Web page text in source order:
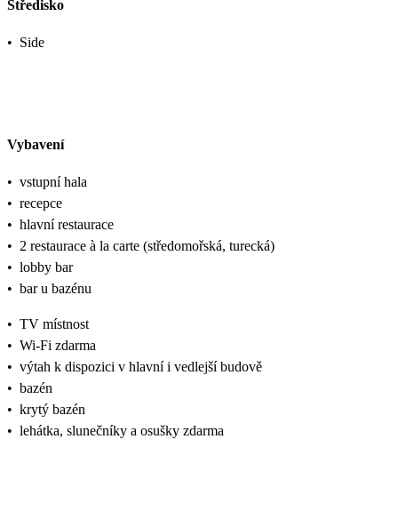
Středisko
• Side
Vybavení
• vstupní hala
• recepce
• hlavní restaurace
• 2 restaurace à la carte (středomořská, turecká)
• lobby bar
• bar u bazénu
• TV místnost
• Wi-Fi zdarma
• výtah k dispozici v hlavní i vedlejší budově
• bazén
• krytý bazén
• lehátka, slunečníky a osušky zdarma